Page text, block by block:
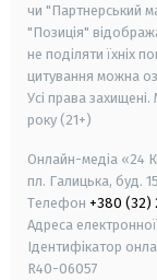
чи "Партнерський
"Позиція"
не поділяти їхніх
цитування можна
Усі права захищені.
року (21+)
Онлайн-медіа «24
пл. Галицька, буд.
Телефон +380 (32)
Адреса
Ідентифікатор
R40-06057